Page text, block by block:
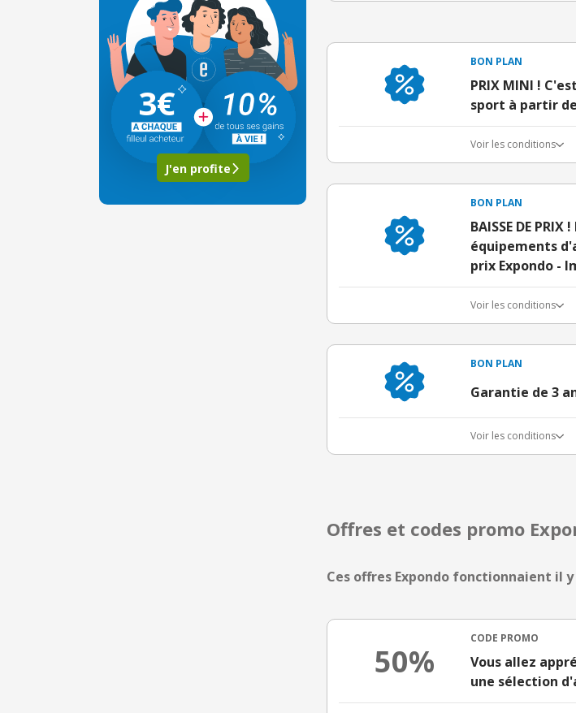
3€
J'en profite
BON PLAN
PRIX MINI !
sport à partir
Voir les conditions
BON PLAN
BAISSE DE
équipements
prix Expondo -
Voir les conditions
BON PLAN
Garantie de 3
Voir les conditions
Offres et codes promo
Ces offres Expondo fonctionnaient il
50%
CODE PROMO
Vous allez
une sélection